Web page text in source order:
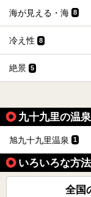
海が見える・海 8
冷え性 8
絶景 5
九十九里の温
旭九十九里温泉 1
いろいろな方
全国